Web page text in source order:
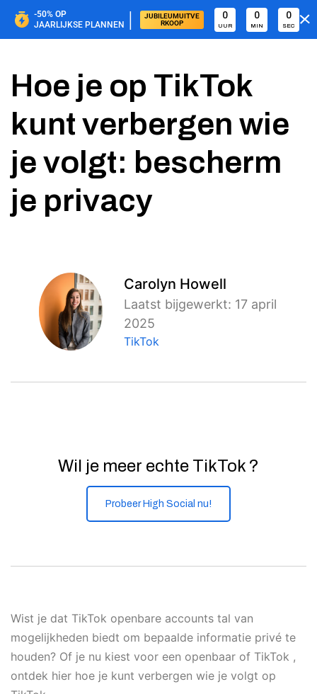
-50% OP
JAARLIJKSE PLANNEN |
JUBILEUMUITVE
RKOOP
0
UUR
0
MIN
0
SEC
Hoe je op TikTok
kunt verbergen wie
je volgt: bescherm
je privacy
Carolyn Howell
Laatst bijgewerkt: 17 april
2025
TikTok
Wil je meer echte TikTok ?
Probeer High Social nu!
Wist je dat TikTok openbare accounts tal van
mogelijkheden biedt om bepaalde informatie privé te
houden? Of je nu kiest voor een openbaar of TikTok ,
ontdek hier hoe je kunt verbergen wie je volgt op